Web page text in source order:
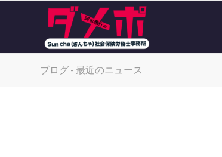
ブログ - 最近のニュース